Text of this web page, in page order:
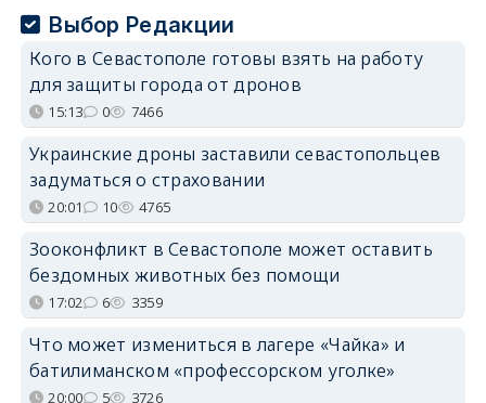
Выбор Редакции
Кого в Севастополе готовы взять на работу
для защиты города от дронов
15:13 0 7466
Украинские дроны заставили севастопольцев
задуматься о страховании
20:01 10 4765
Зооконфликт в Севастополе может оставить
бездомных животных без помощи
17:02 6 3359
Что может измениться в лагере «Чайка» и
батилиманском «профессорском уголке»
20:00 5 3726